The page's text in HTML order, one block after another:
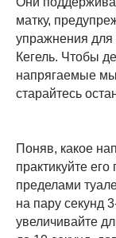
матку,
упражнения для
Кегель. Чтобы
напрягаемые
старайтесь
Поняв, какое
практикуйте
пределами
на пару секунд
увеличивайте